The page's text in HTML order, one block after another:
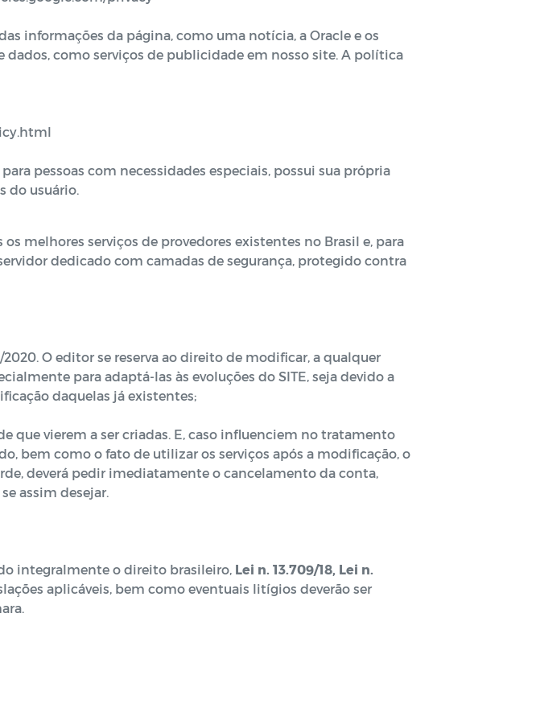
informações da página, como uma notícia, a Oracle e os
dados, como serviços de publicidade em nosso site. A política
pessoas com necessidades especiais, possui sua própria
do usuário.
melhores serviços de provedores existentes no Brasil e, para
dedicado com camadas de segurança, protegido contra
O editor se reserva ao direito de modificar, a qualquer
para adaptá-las às evoluções do SITE, seja devido a
daquelas já existentes;
que vierem a ser criadas. E, caso influenciem no tratamento
bem como o fato de utilizar os serviços após a modificação, o
deverá pedir imediatamente o cancelamento da conta,
assim desejar.
integralmente o direito brasileiro, Lei n. 13.709/18, Lei n.
aplicáveis, bem como eventuais litígios deverão ser